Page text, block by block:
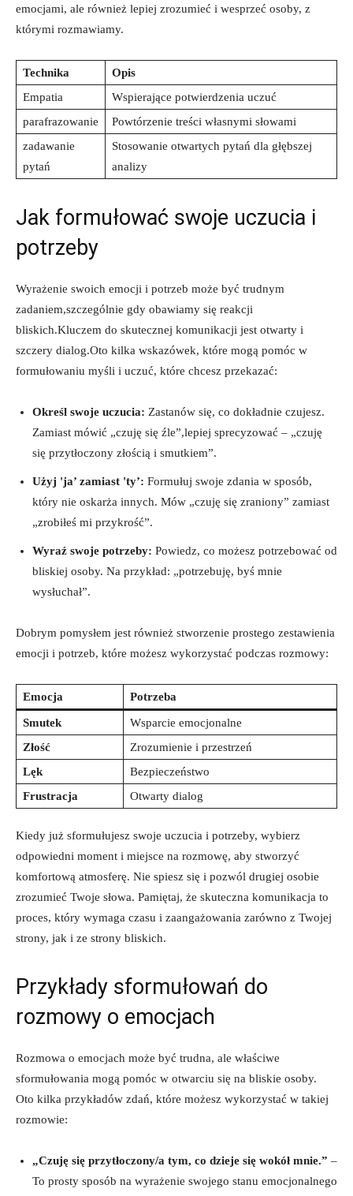
emocjami, ale również lepiej zrozumieć i wesprzeć osoby, z
którymi rozmawiamy.
Technika
Opis
Empatia
Wspierające potwierdzenia uczuć
parafrazowanie
Powtórzenie treści własnymi słowami
zadawanie
pytań
Stosowanie otwartych pytań dla głębszej
analizy
Jak formułować swoje uczucia i
potrzeby
Wyrażenie swoich emocji i potrzeb może być trudnym
zadaniem,szczególnie gdy obawiamy się reakcji
bliskich.Kluczem do skutecznej komunikacji jest otwarty i
szczery dialog.Oto kilka wskazówek, które mogą pomóc w
formułowaniu myśli i uczuć, które chcesz przekazać:
Określ swoje uczucia: Zastanów się, co dokładnie czujesz.
Zamiast mówić „czuję się źle”,lepiej sprecyzować – „czuję
się przytłoczony złością i smutkiem”.
Użyj 'ja’ zamiast 'ty’: Formułuj swoje zdania w sposób,
który nie oskarża innych. Mów „czuję się zraniony” zamiast
„zrobiłeś mi przykrość”.
Wyraź swoje potrzeby: Powiedz, co możesz potrzebować od
bliskiej osoby. Na przykład: „potrzebuję, byś mnie
wysłuchał”.
Dobrym pomysłem jest również stworzenie prostego zestawienia
emocji i potrzeb, które możesz wykorzystać podczas rozmowy:
Emocja Potrzeba
Smutek
Wsparcie emocjonalne
Złość
Zrozumienie i przestrzeń
Lęk
Bezpieczeństwo
Frustracja
Otwarty dialog
Kiedy już sformułujesz swoje uczucia i potrzeby, wybierz
odpowiedni moment i miejsce na rozmowę, aby stworzyć
komfortową atmosferę. Nie spiesz się i pozwól drugiej osobie
zrozumieć Twoje słowa. Pamiętaj, że skuteczna komunikacja to
proces, który wymaga czasu i zaangażowania zarówno z Twojej
strony, jak i ze strony bliskich.
Przykłady sformułowań do
rozmowy o emocjach
Rozmowa o emocjach może być trudna, ale właściwe
sformułowania mogą pomóc w otwarciu się na bliskie osoby.
Oto kilka przykładów zdań, które możesz wykorzystać w takiej
rozmowie:
„Czuję się przytłoczony/a tym, co dzieje się wokół mnie.” –
To prosty sposób na wyrażenie swojego stanu emocjonalnego